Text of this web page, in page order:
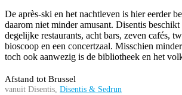
De après-ski en het nachtleven is hier eerder
daarom niet minder amusant. Disentis
degelijke restaurants, acht bars, zeven cafés,
bioscoop en een concertzaal. Misschien
toch ook aanwezig is de bibliotheek en het
Afstand tot Brussel
vanuit Disentis, Disentis & Sedrun